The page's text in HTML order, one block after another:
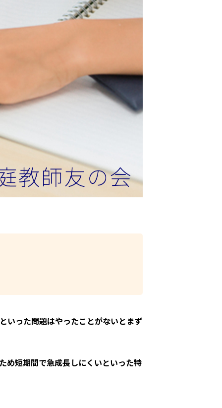
いった問題はやったことがないとまず
め短期間で急成長しにくいといった特